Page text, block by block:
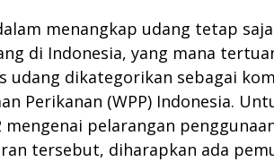
menangkap udang tetap
di Indonesia, yang mana
udang dikategorikan sebagai
Perikanan (WPP) Indonesia.
pelarangan
tersebut, diharapkan ada